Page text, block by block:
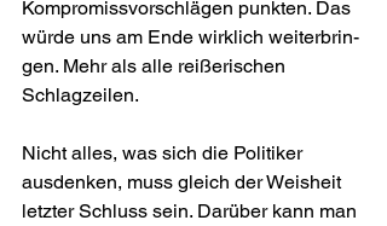
Kompromissvorschlägen punkten. Das
würde uns am Ende wirklich weiterbrin­
gen. Mehr als alle reißerischen
Schlagzeilen.
Nicht alles, was sich die Politiker
ausdenken, muss gleich der Weisheit
letzter Schluss sein. Darüber kann man